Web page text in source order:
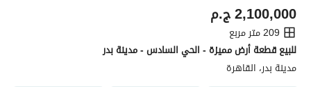
ج.م2,100,000
209 متر مربع
للبيع قطعة أرض مميزة - الحي السادس - مدينة بدر
مدينة بدر، القاهرة